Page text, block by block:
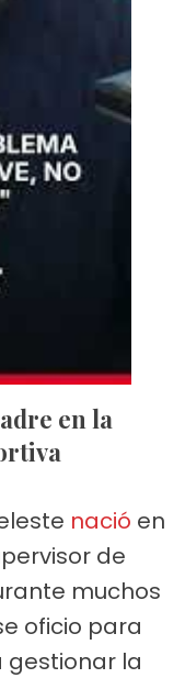
nació en
de
muchos
oficio para
la